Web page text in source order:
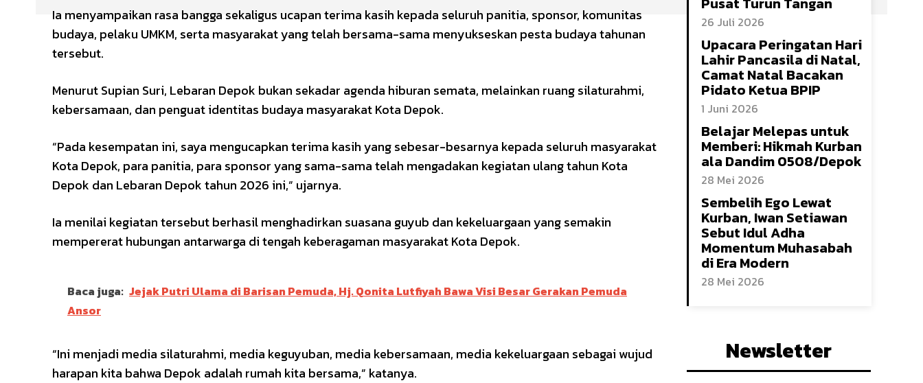
Ia menyampaikan rasa bangga sekaligus ucapan terima kasih kepada seluruh panitia, sponsor, komunitas
budaya, pelaku UMKM, serta masyarakat yang telah bersama-sama menyukseskan pesta budaya tahunan
tersebut.
Menurut Supian Suri, Lebaran Depok bukan sekadar agenda hiburan semata, melainkan ruang silaturahmi,
kebersamaan, dan penguat identitas budaya masyarakat Kota Depok.
“Pada kesempatan ini, saya mengucapkan terima kasih yang sebesar-besarnya kepada seluruh masyarakat
Kota Depok, para panitia, para sponsor yang sama-sama telah mengadakan kegiatan ulang tahun Kota
Depok dan Lebaran Depok tahun 2026 ini,” ujarnya.
Ia menilai kegiatan tersebut berhasil menghadirkan suasana guyub dan kekeluargaan yang semakin
mempererat hubungan antarwarga di tengah keberagaman masyarakat Kota Depok.
Baca juga: Jejak Putri Ulama di Barisan Pemuda, Hj. Qonita Lutfiyah Bawa Visi Besar Gerakan Pemuda
Ansor
“Ini menjadi media silaturahmi, media keguyuban, media kebersamaan, media kekeluargaan sebagai wujud
harapan kita bahwa Depok adalah rumah kita bersama,” katanya.
26 Juli 2026
Upacara Peringatan Hari
Lahir Pancasila di Natal,
Camat Natal Bacakan
Pidato Ketua BPIP
1 Juni 2026
Belajar Melepas untuk
Memberi: Hikmah Kurban
ala Dandim 0508/Depok
28 Mei 2026
Sembelih Ego Lewat
Kurban, Iwan Setiawan
Sebut Idul Adha
Momentum Muhasabah
di Era Modern
28 Mei 2026
Newsletter